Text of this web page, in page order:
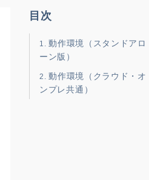
目次
動作環境（スタンドアロ
ーン版）
動作環境（クラウド・オ
ンプレ共通）